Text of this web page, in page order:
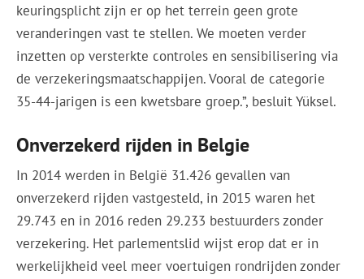
keuringsplicht zijn er op het terrein geen grote
veranderingen vast te stellen. We moeten verder
inzetten op versterkte controles en sensibilisering via
de verzekeringsmaatschappijen. Vooral de categorie
35-44-jarigen is een kwetsbare groep.”, besluit Yüksel.
Onverzekerd rijden in Belgie
In 2014 werden in België 31.426 gevallen van
onverzekerd rijden vastgesteld, in 2015 waren het
29.743 en in 2016 reden 29.233 bestuurders zonder
verzekering. Het parlementslid wijst erop dat er in
werkelijkheid veel meer voertuigen rondrijden zonder